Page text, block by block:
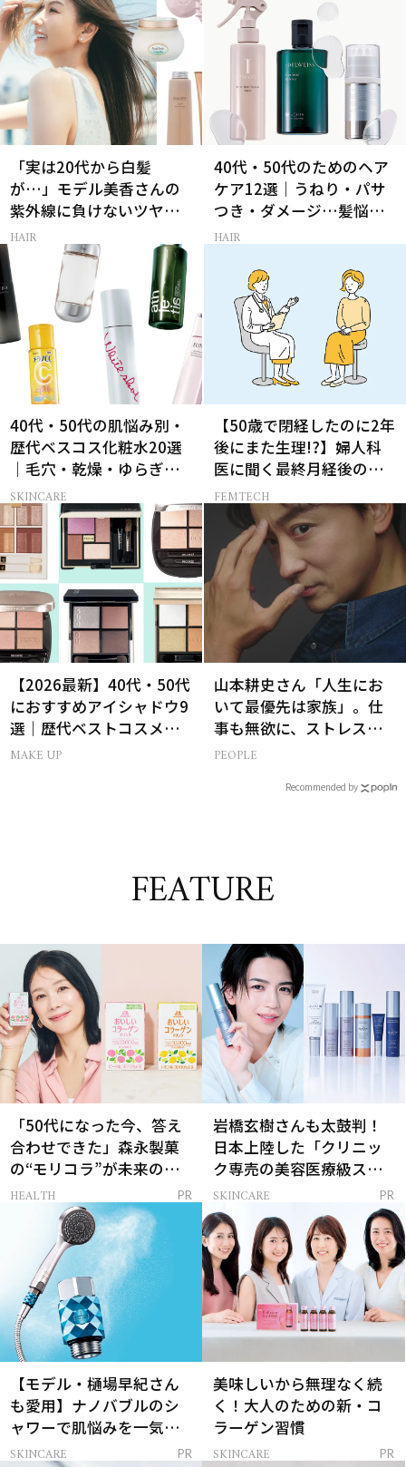
「実は20代から白髪
が…」モデル美香さんの
紫外線に負けないツヤ美
髪ケア
HAIR
40代・50代のためのヘア
ケア12選｜うねり・パサ
つき・ダメージ…髪悩み
から選ぶベスコス受賞コ
HAIR
40代・50代の肌悩み別・
歴代ベスコス化粧水20選
｜毛穴・乾燥・ゆらぎな
ど
SKINCARE
【50歳で閉経したのに2年
後にまた生理!?】婦人科
医に聞く最終月経後の出
血の対処法
FEMTECH
【2026最新】40代・50代
におすすめアイシャドウ9
選｜歴代ベストコスメ受
賞まとめ
MAKE UP
山本耕史さん「人生にお
いて最優先は家族」。仕
事も無欲に、ストレスを
溜めない生き方
PEOPLE
Recommended by
FEATURE
「50代になった今、答え
合わせできた」森永製菓
の“モリコラ”が未来のキ
レイを連れてくる！
HEALTH PR
岩橋玄樹さんも太鼓判！
日本上陸した「クリニッ
ク専売の美容医療級スキ
ンケア」
SKINCARE PR
【モデル・樋場早紀さん
も愛用】ナノバブルのシ
ャワーで肌悩みを一気に
解決
SKINCARE PR
美味しいから無理なく続
く！大人のための新・コ
ラーゲン習慣
SKINCARE PR